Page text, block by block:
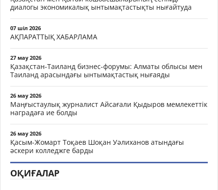
диалогы экономикалық ынтымақтастықты нығайтуда
07 шіл 2026
АҚПАРАТТЫҚ ХАБАРЛАМА
27 мау 2026
Қазақстан-Таиланд бизнес-форумы: Алматы облысы мен
Таиланд арасындағы ынтымақтастық нығаяды
26 мау 2026
Маңғыстаулық журналист Айсағали Қыдыров мемлекеттік
наградаға ие болды
26 мау 2026
Қасым-Жомарт Тоқаев Шоқан Уәлиханов атындағы
әскери колледжге барды
ОҚИҒАЛАР